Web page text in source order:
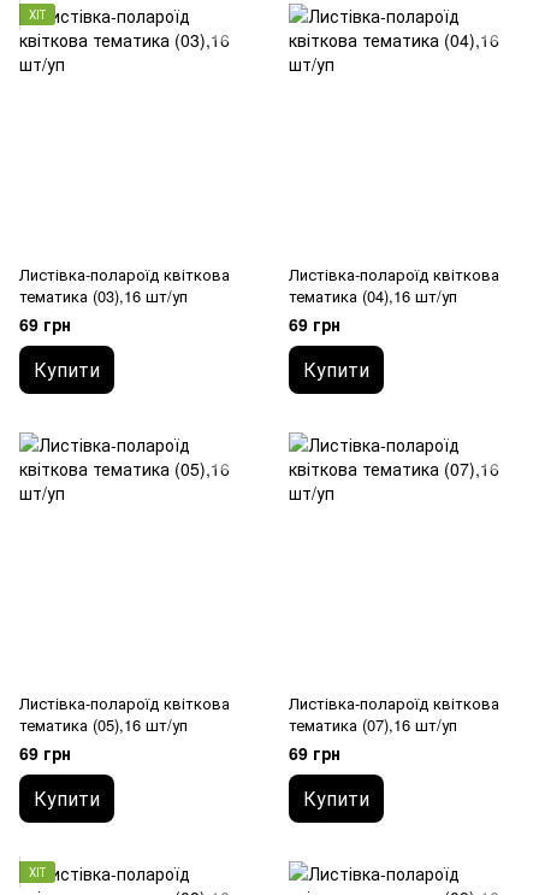
ХІТ
Листівка-полароїд квіткова
тематика (03),16 шт/уп
69 грн
Купити
Листівка-полароїд квіткова
тематика (04),16 шт/уп
69 грн
Купити
Листівка-полароїд квіткова
тематика (05),16 шт/уп
69 грн
Купити
Листівка-полароїд квіткова
тематика (07),16 шт/уп
69 грн
Купити
ХІТ